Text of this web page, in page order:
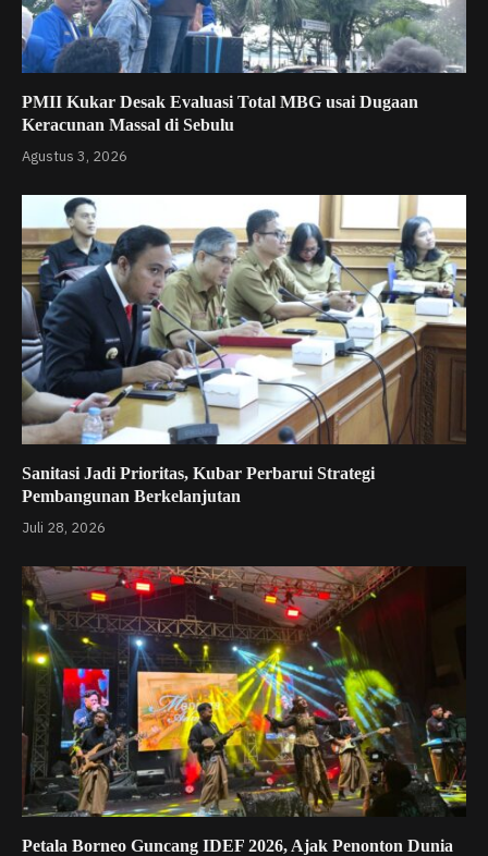
PMII Kukar Desak Evaluasi Total MBG usai Dugaan
Keracunan Massal di Sebulu
Agustus 3, 2026
Sanitasi Jadi Prioritas, Kubar Perbarui Strategi
Pembangunan Berkelanjutan
Juli 28, 2026
Petala Borneo Guncang IDEF 2026, Ajak Penonton Dunia